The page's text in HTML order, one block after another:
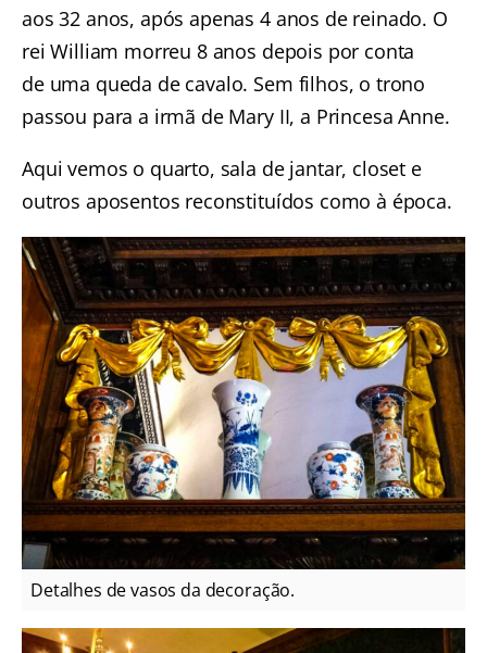
aos 32 anos, após apenas 4 anos de reinado. O
rei William morreu 8 anos depois por conta
de uma queda de cavalo. Sem filhos, o trono
passou para a irmã de Mary II, a Princesa Anne.
Aqui vemos o quarto, sala de jantar, closet e
outros aposentos reconstituídos como à época.
Detalhes de vasos da decoração.